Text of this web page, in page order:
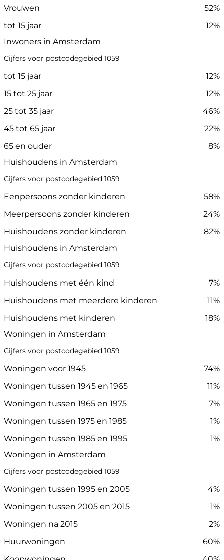
Vrouwen
52%
tot 15 jaar
12%
Inwoners in Amsterdam
Cijfers voor postcodegebied 1059
tot 15 jaar
12%
15 tot 25 jaar
12%
25 tot 35 jaar
46%
45 tot 65 jaar
22%
65 en ouder
8%
Huishoudens in Amsterdam
Cijfers voor postcodegebied 1059
Eenpersoons zonder kinderen
58%
Meerpersoons zonder kinderen
24%
Huishoudens zonder kinderen
82%
Huishoudens in Amsterdam
Cijfers voor postcodegebied 1059
Huishoudens met één kind
7%
Huishoudens met meerdere kinderen
11%
Huishoudens met kinderen
18%
Woningen in Amsterdam
Cijfers voor postcodegebied 1059
Woningen voor 1945
74%
Woningen tussen 1945 en 1965
11%
Woningen tussen 1965 en 1975
7%
Woningen tussen 1975 en 1985
1%
Woningen tussen 1985 en 1995
1%
Woningen in Amsterdam
Cijfers voor postcodegebied 1059
Woningen tussen 1995 en 2005
4%
Woningen tussen 2005 en 2015
1%
Woningen na 2015
2%
Huurwoningen
60%